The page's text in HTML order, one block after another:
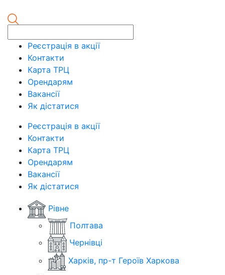
Реєстрація в акції
Контакти
Карта ТРЦ
Орендарям
Вакансії
Як дістатися
Реєстрація в акції
Контакти
Карта ТРЦ
Орендарям
Вакансії
Як дістатися
Рівне
Полтава
Чернівці
Харків, пр-т Героїв Харкова